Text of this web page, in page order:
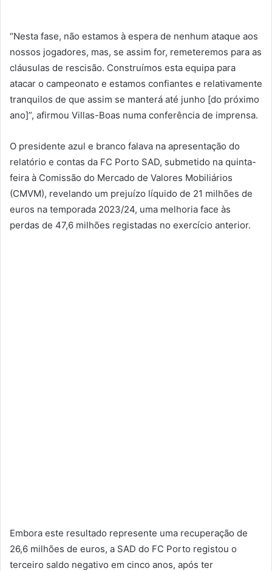
“Nesta fase, não estamos à espera de nenhum ataque aos
nossos jogadores, mas, se assim for, remeteremos para as
cláusulas de rescisão. Construímos esta equipa para
atacar o campeonato e estamos confiantes e relativamente
tranquilos de que assim se manterá até junho [do próximo
ano]”, afirmou Villas-Boas numa conferência de imprensa.
O presidente azul e branco falava na apresentação do
relatório e contas da FC Porto SAD, submetido na quinta-
feira à Comissão do Mercado de Valores Mobiliários
(CMVM), revelando um prejuízo líquido de 21 milhões de
euros na temporada 2023/24, uma melhoria face às
perdas de 47,6 milhões registadas no exercício anterior.
Embora este resultado represente uma recuperação de
26,6 milhões de euros, a SAD do FC Porto registou o
terceiro saldo negativo em cinco anos, após ter